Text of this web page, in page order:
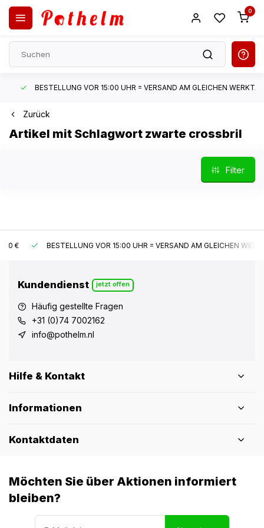
0
BESTELLUNG VOR 15:00 UHR = VERSAND AM GLEICHEN WERKTAG*
Zurück
Artikel mit Schlagwort zwarte crossbril
Filter
BESTELLUNG VOR 15:00 UHR = VERSAND AM GLEICHEN WERKTAG*
Kundendienst jetzt offen
Häufig gestellte Fragen
+31 (0)74 7002162
info@pothelm.nl
Hilfe & Kontakt
Informationen
Kontaktdaten
Möchten Sie über Aktionen informiert
bleiben?